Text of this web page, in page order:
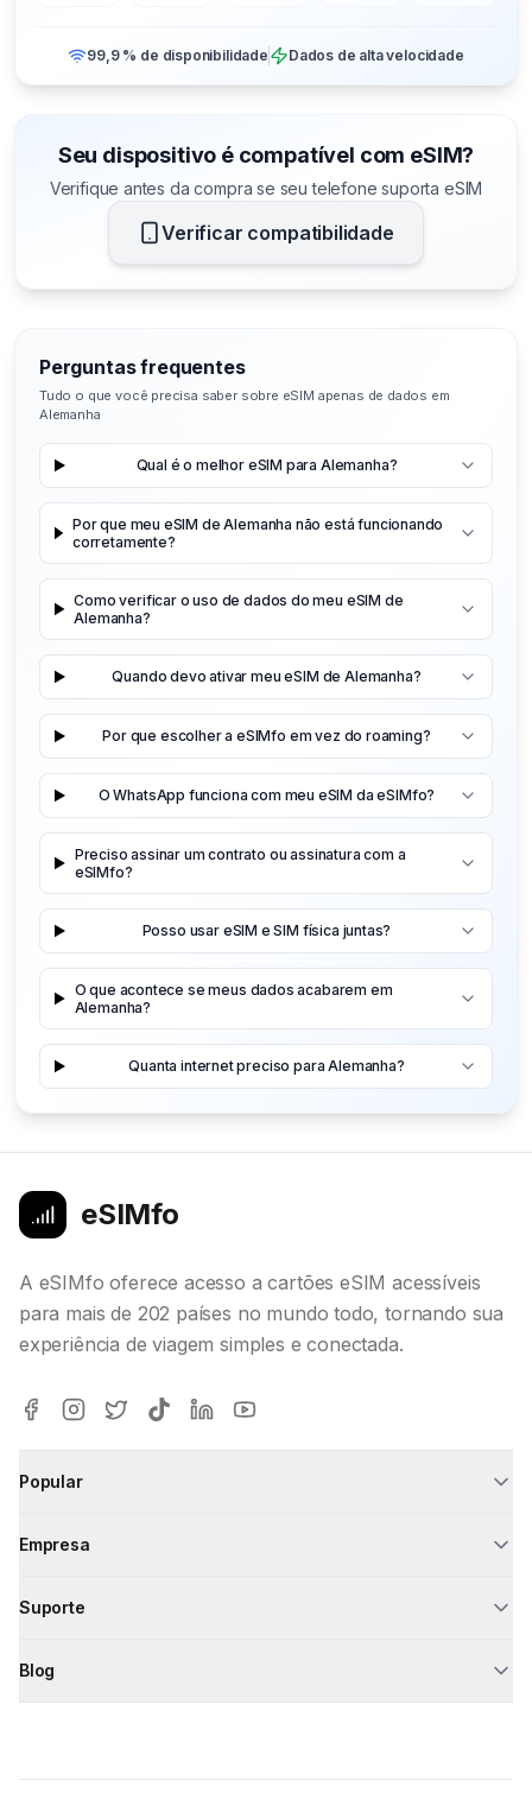
99,9 % de disponibilidade Dados de alta velocidade
Seu dispositivo é compatível com eSIM?
Verifique antes da compra se seu telefone suporta eSIM
Verificar compatibilidade
Perguntas frequentes
Tudo o que você precisa saber sobre eSIM apenas de dados em
Alemanha
Qual é o melhor eSIM para Alemanha?
Por que meu eSIM de Alemanha não está funcionando
corretamente?
Como verificar o uso de dados do meu eSIM de
Alemanha?
Quando devo ativar meu eSIM de Alemanha?
Por que escolher a eSIMfo em vez do roaming?
O WhatsApp funciona com meu eSIM da eSIMfo?
Preciso assinar um contrato ou assinatura com a
eSIMfo?
Posso usar eSIM e SIM física juntas?
O que acontece se meus dados acabarem em
Alemanha?
Quanta internet preciso para Alemanha?
eSIMfo
A eSIMfo oferece acesso a cartões eSIM acessíveis
para mais de 202 países no mundo todo, tornando sua
experiência de viagem simples e conectada.
Popular
Empresa
Suporte
Blog